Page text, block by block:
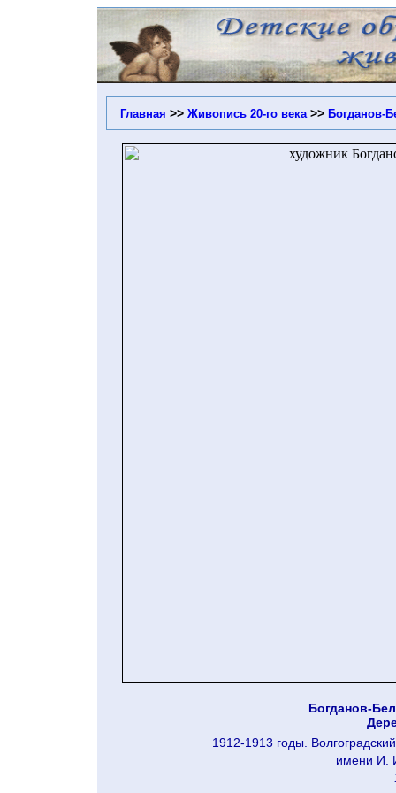
Главная >> Живопись 20-го века >> Богданов-
Богданов-
1912-1913 годы.
имени И.